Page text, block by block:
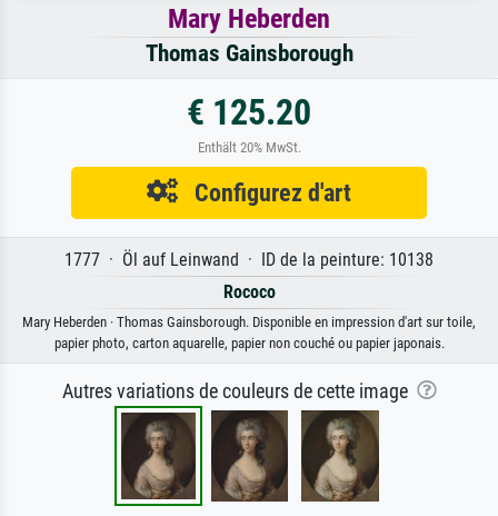
Mary Heberden
Thomas Gainsborough
€ 125.20
Enthält 20% MwSt.
Configurez d'art
1777 · Öl auf Leinwand · ID de la peinture: 10138
Rococo
Mary Heberden · Thomas Gainsborough. Disponible en impression d'art sur toile,
papier photo, carton aquarelle, papier non couché ou papier japonais.
Autres variations de couleurs de cette image